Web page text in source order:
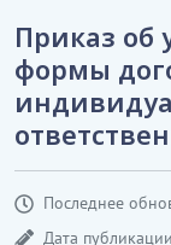
Приказ об
формы
Последнее
Дата